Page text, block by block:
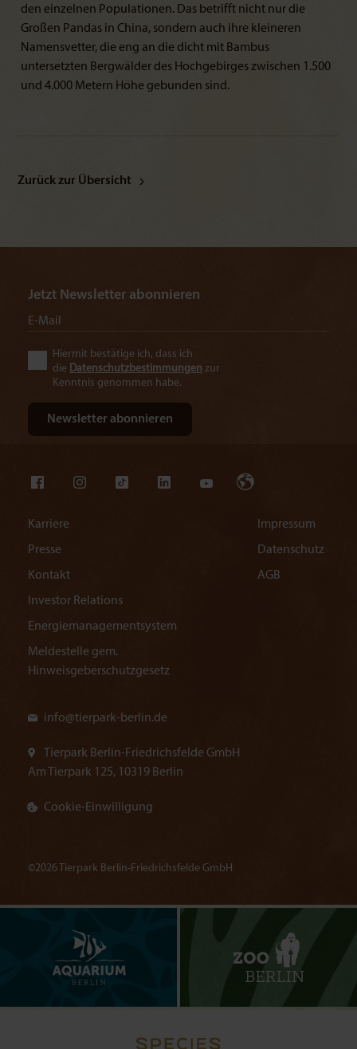
den einzelnen Populationen. Das betrifft nicht nur die
Großen Pandas in China, sondern auch ihre kleineren
Namensvetter, die eng an die dicht mit Bambus
untersetzten Bergwälder des Hochgebirges zwischen 1.500
und 4.000 Metern Höhe gebunden sind.
Zurück zur Übersicht
Karriere
Presse
Kontakt
Investor Relations
Energiemanagementsystem
Meldestelle gem.
Hinweisgeberschutzgesetz
Impressum
Datenschutz
AGB
info@tierpark-berlin.de
Tierpark Berlin-Friedrichsfelde GmbH
Am Tierpark 125, 10319 Berlin
Cookie-Einwilligung
Jetzt Newsletter abonnieren
Hiermit bestätige ich, dass ich
die Datenschutzbestimmungen zur
Kenntnis genommen habe.
©2026 Tierpark Berlin-Friedrichsfelde GmbH